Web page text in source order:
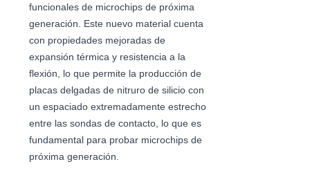
funcionales de microchips de próxima
generación. Este nuevo material cuenta
con propiedades mejoradas de
expansión térmica y resistencia a la
flexión, lo que permite la producción de
placas delgadas de nitruro de silicio con
un espaciado extremadamente estrecho
entre las sondas de contacto, lo que es
fundamental para probar microchips de
próxima generación.